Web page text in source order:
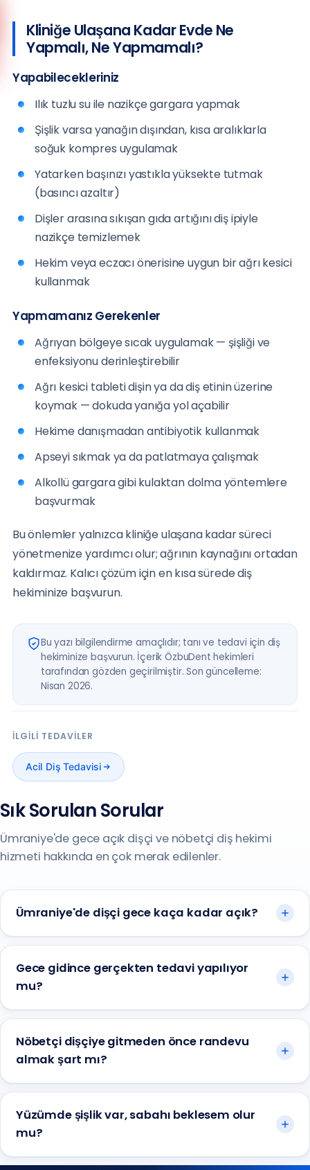
Kliniğe Ulaşana Kadar Evde Ne
Yapmalı, Ne Yapmamalı?
Yapabilecekleriniz
Ilık tuzlu su ile nazikçe gargara yapmak
Şişlik varsa yanağın dışından, kısa aralıklarla
soğuk kompres uygulamak
Yatarken başınızı yastıkla yüksekte tutmak
(basıncı azaltır)
Dişler arasına sıkışan gıda artığını diş ipiyle
nazikçe temizlemek
Hekim veya eczacı önerisine uygun bir ağrı kesici
kullanmak
Yapmamanız Gerekenler
Ağrıyan bölgeye sıcak uygulamak — şişliği ve
enfeksiyonu derinleştirebilir
Ağrı kesici tableti dişin ya da diş etinin üzerine
koymak — dokuda yanığa yol açabilir
Hekime danışmadan antibiyotik kullanmak
Apseyi sıkmak ya da patlatmaya çalışmak
Alkollü gargara gibi kulaktan dolma yöntemlere
başvurmak
Bu önlemler yalnızca kliniğe ulaşana kadar süreci
yönetmenize yardımcı olur; ağrının kaynağını ortadan
kaldırmaz. Kalıcı çözüm için en kısa sürede diş
hekiminize başvurun.
Bu yazı bilgilendirme amaçlıdır; tanı ve tedavi için diş
hekiminize başvurun. İçerik ÖzbuDent hekimleri
tarafından gözden geçirilmiştir. Son güncelleme:
Nisan 2026.
İLGILI TEDAVILER
Acil Diş Tedavisi
Sık Sorulan Sorular
Ümraniye'de gece açık dişçi ve nöbetçi diş hekimi
hizmeti hakkında en çok merak edilenler.
Ümraniye'de dişçi gece kaça kadar açık?
Gece gidince gerçekten tedavi yapılıyor
mu?
Nöbetçi dişçiye gitmeden önce randevu
almak şart mı?
Yüzümde şişlik var, sabahı beklesem olur
mu?
(0216) 648 22 80
Avrupa Yakası
(0212) 909 88 80